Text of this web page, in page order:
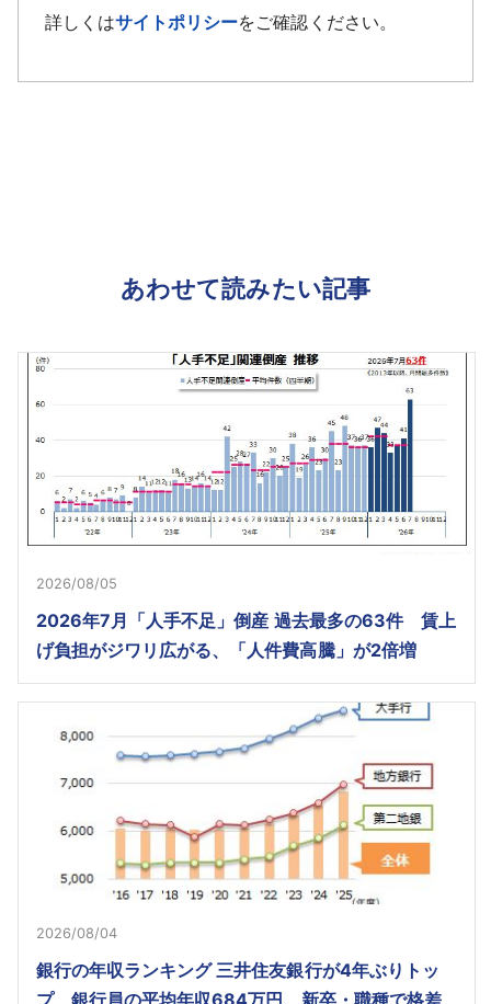
詳しくはサイトポリシーをご確認ください。
あわせて読みたい記事
2026/08/05
2026年7月「人手不足」倒産 過去最多の63件 賃上
げ負担がジワリ広がる、「人件費高騰」が2倍増
2026/08/04
銀行の年収ランキング 三井住友銀行が4年ぶりトッ